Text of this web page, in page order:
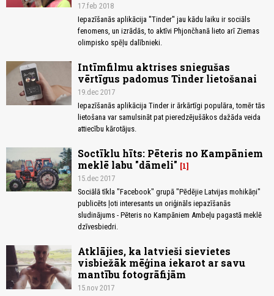
17.feb 2018
Iepazīšanās aplikācija ''Tinder'' jau kādu laiku ir sociāls
fenomens, un izrādās, to aktīvi Phjončhanā lieto arī Ziemas
olimpisko spēļu dalībnieki.
Intīmfilmu aktrises sniegušas
vērtīgus padomus Tinder lietošanai
19.dec 2017
Iepazīšanās aplikācija Tinder ir ārkārtīgi populāra, tomēr tās
lietošana var samulsināt pat pieredzējušākos dažāda veida
attiecību kārotājus.
Soctīklu hīts: Pēteris no Kampāniem
meklē labu "dāmeli"
1
15.dec 2017
Sociālā tīkla "Facebook" grupā "Pēdējie Latvijas mohikāņi"
publicēts ļoti interesants un oriģināls iepazīšanās
sludinājums - Pēteris no Kampāniem Ambeļu pagastā meklē
dzīvesbiedri.
Atklājies, ka latvieši sievietes
visbiežāk mēģina iekarot ar savu
mantību fotogrāfijām
15.nov 2017